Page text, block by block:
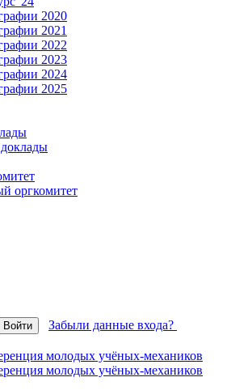
2020
2021
2022
2023
2024
2025
оргкомитет
Войти
Забыли данные входа?